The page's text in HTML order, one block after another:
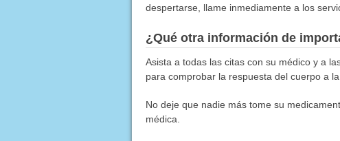
despertarse, llame inmediamente a los
¿Qué otra información de
Asista a todas las citas con su médico y a
para comprobar la respuesta del cuerpo a
No deje que nadie más tome su
médica.